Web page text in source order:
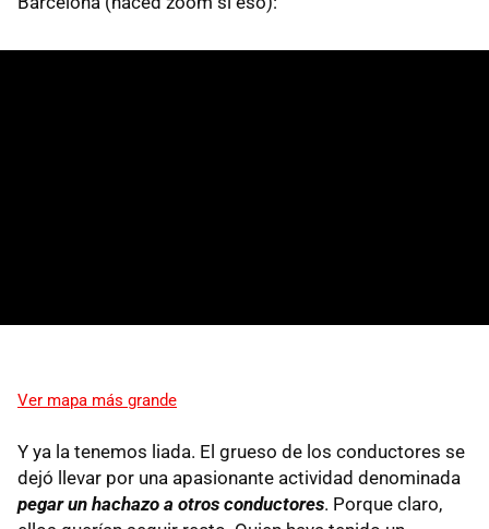
Ver mapa más grande
Y ya la tenemos liada. El grueso de los conductores se
dejó llevar por una apasionante actividad denominada
pegar un hachazo a otros conductores. Porque claro,